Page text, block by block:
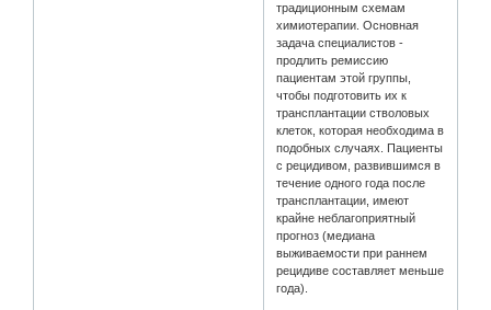
традиционным схемам
химиотерапии. Основная
задача специалистов -
продлить ремиссию
пациентам этой группы,
чтобы подготовить их к
трансплантации стволовых
клеток, которая необходима в
подобных случаях. Пациенты
с рецидивом, развившимся в
течение одного года после
трансплантации, имеют
крайне неблагоприятный
прогноз (медиана
выживаемости при раннем
рецидиве составляет меньше
года).